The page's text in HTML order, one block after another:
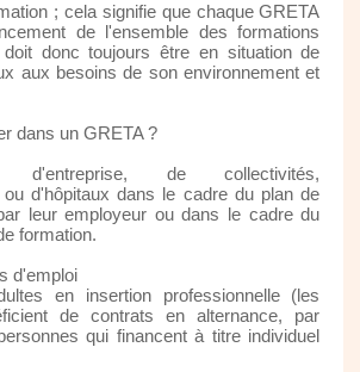
; cela signifie que chaque GRETA
de l'ensemble des formations
donc toujours être en situation de
aux besoins de son environnement et
dans un GRETA ?
d'entreprise, de collectivités,
ou d'hôpitaux dans le cadre du plan de
leur employeur ou dans le cadre du
formation.
d'emploi
en insertion professionnelle (les
de contrats en alternance, par
qui financent à titre individuel